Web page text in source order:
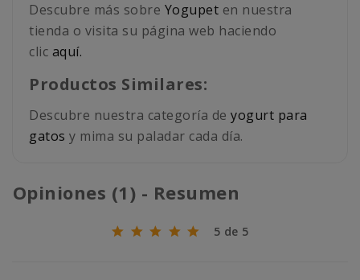
Descubre más sobre Yogupet en nuestra
tienda o visita su página web haciendo
clic aquí.
Productos Similares:
Descubre nuestra categoría de yogurt para
gatos y mima su paladar cada día.
Opiniones (1) - Resumen
5 de 5